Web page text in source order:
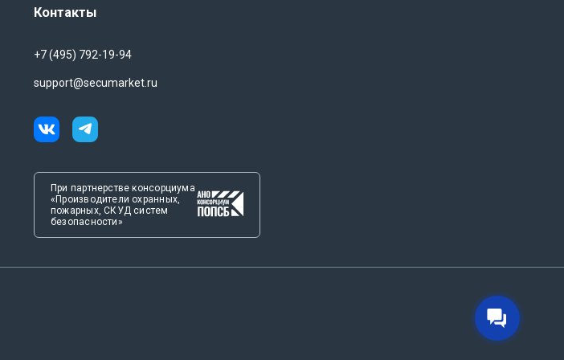
Контакты
+7 (495) 792-19-94
support@secumarket.ru
При партнерстве консорциума
«Производители охранных,
пожарных, СКУД систем
безопасности»